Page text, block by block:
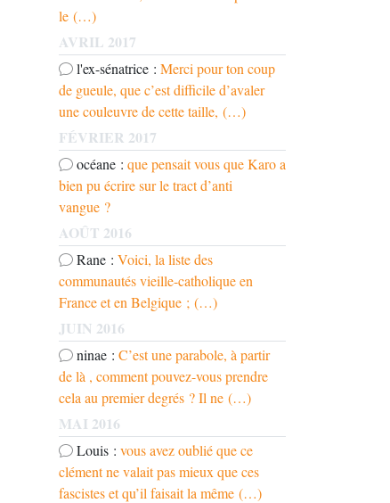
le (…)
AVRIL 2017
l'ex-sénatrice : Merci pour ton coup
de gueule, que c’est difficile d’avaler
une couleuvre de cette taille, (…)
FÉVRIER 2017
océane : que pensait vous que Karo a
bien pu écrire sur le tract d’anti
vangue ?
AOÛT 2016
Rane : Voici, la liste des
communautés vieille-catholique en
France et en Belgique ; (…)
JUIN 2016
ninae : C’est une parabole, à partir
de là , comment pouvez-vous prendre
cela au premier degrés ? Il ne (…)
MAI 2016
Louis : vous avez oublié que ce
clément ne valait pas mieux que ces
fascistes et qu’il faisait la même (…)